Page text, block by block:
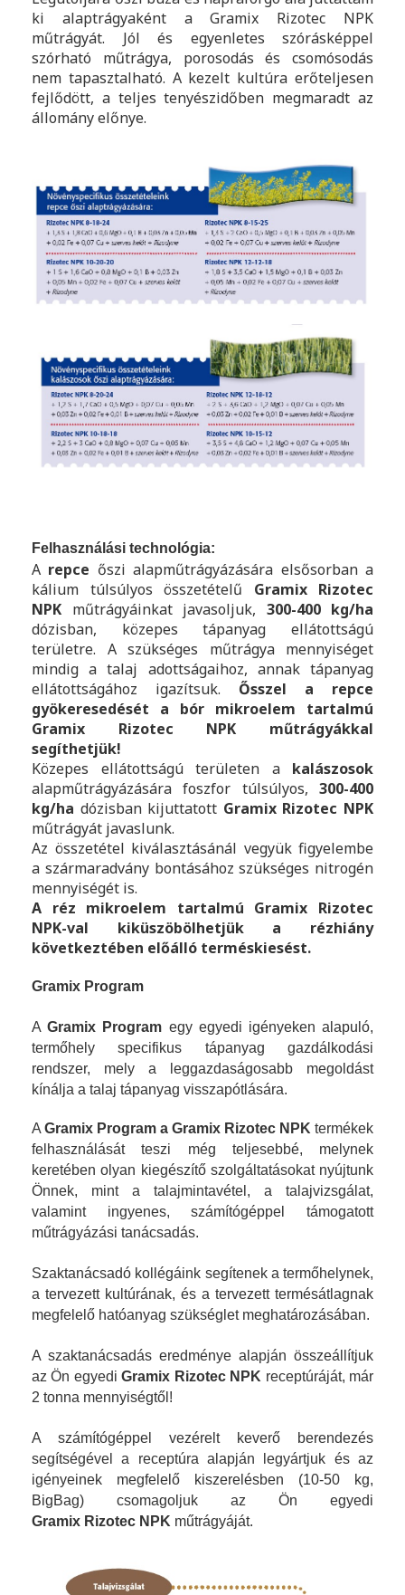
ki alaptrágyaként a Gramix Rizotec NPK
műtrágyát. Jól és egyenletes szórásképpel
szórható műtrágya, porosodás és csomósodás
nem tapasztalható. A kezelt kultúra erőteljesen
fejlődött, a teljes tenyészidőben megmaradt az
állomány előnye.
Felhasználási technológia:
A repce őszi alapműtrágyázására elsősorban a
kálium túlsúlyos összetételű Gramix
Rizotec
NPK műtrágyáinkat javasoljuk, 300-400 kg/ha
dózisban, közepes tápanyag ellátottságú
területre. A szükséges műtrágya mennyiséget
mindig a talaj adottságaihoz, annak tápanyag
ellátottságához igazítsuk. Ősszel a repce
gyökeresedését a bór mikroelem tartalmú
Gramix Rizotec NPK műtrágyákkal
segíthetjük!
Közepes ellátottságú területen a kalászosok
alapműtrágyázására foszfor túlsúlyos, 300-400
kg/ha dózisban kijuttatott Gramix Rizotec NPK
műtrágyát javaslunk.
Az összetétel kiválasztásánál vegyük figyelembe
a szármaradvány bontásához szükséges nitrogén
mennyiségét is.
A réz mikroelem tartalmú Gramix Rizotec
NPK-val kiküszöbölhetjük a rézhiány
következtében előálló terméskiesést.
Gramix Program
AGramix Program egy egyedi igényeken alapuló,
termőhely specifikus tápanyag gazdálkodási
rendszer, mely a leggazdaságosabb megoldást
kínálja a talaj tápanyag visszapótlására.
A Gramix Program a Gramix Rizotec NPK termékek
felhasználását teszi még teljesebbé, melynek
keretében olyan kiegészítő szolgáltatásokat nyújtunk
Önnek, mint a talajmintavétel, a talajvizsgálat,
valamint ingyenes, számítógéppel támogatott
műtrágyázási tanácsadás.
Szaktanácsadó kollégáink segítenek a termőhelynek,
a tervezett kultúrának, és a tervezett termésátlagnak
megfelelő hatóanyag szükséglet meghatározásában.
A szaktanácsadás eredménye alapján összeállítjuk
az Ön egyediGramix Rizotec NPK receptúráját, már
2 tonna mennyiségtől!
A számítógéppel vezérelt keverő berendezés
segítségével a receptúra alapján legyártjuk és az
igényeinek megfelelő kiszerelésben (10-50 kg,
BigBag) csomagoljuk az Ön egyedi
Gramix Rizotec NPK műtrágyáját.